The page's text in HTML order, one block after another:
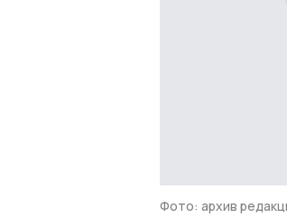
Фото: архив